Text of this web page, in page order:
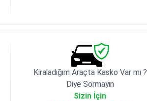
Kiraladığım Araçta Kasko Var mı ?
Diye Sormayın
Sizin İçin